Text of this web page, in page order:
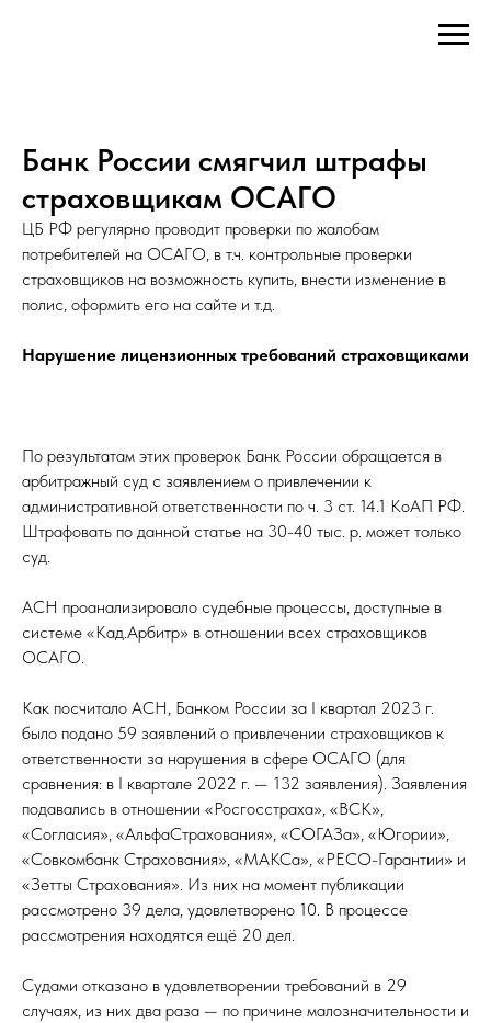
Банк России смягчил штрафы
страховщикам ОСАГО
ЦБ РФ регулярно проводит проверки по жалобам
потребителей на ОСАГО, в т.ч. контрольные проверки
страховщиков на возможность купить, внести изменение в
полис, оформить его на сайте и т.д.
Нарушение лицензионных требований страховщиками
По результатам этих проверок Банк России обращается в
арбитражный суд с заявлением о привлечении к
административной ответственности по ч. 3 ст. 14.1 КоАП РФ.
Штрафовать по данной статье на 30-40 тыс. р. может только
суд.
АСН проанализировало судебные процессы, доступные в
системе «Кад.Арбитр» в отношении всех страховщиков
ОСАГО.
Как посчитало АСН, Банком России за I квартал 2023 г.
было подано 59 заявлений о привлечении страховщиков к
ответственности за нарушения в сфере ОСАГО (для
сравнения: в I квартале 2022 г. — 132 заявления). Заявления
подавались в отношении «Росгосстраха», «ВСК»,
«Согласия», «АльфаСтрахования», «СОГАЗа», «Югории»,
«Совкомбанк Страхования», «МАКСа», «РЕСО-Гарантии» и
«Зетты Страхования». Из них на момент публикации
рассмотрено 39 дела, удовлетворено 10. В процессе
рассмотрения находятся ещё 20 дел.
Судами отказано в удовлетворении требований в 29
случаях, из них два раза — по причине малозначительности и